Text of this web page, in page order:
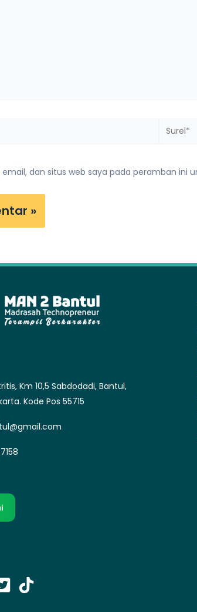
Surel*
dan situs web saya pada peramban ini
Km 10,5 Sabdodadi, Bantul,
Kode Pos 55715